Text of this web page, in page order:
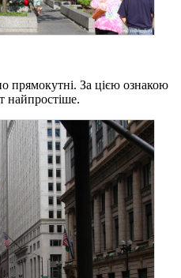
За цією ознакою
найпростіше.